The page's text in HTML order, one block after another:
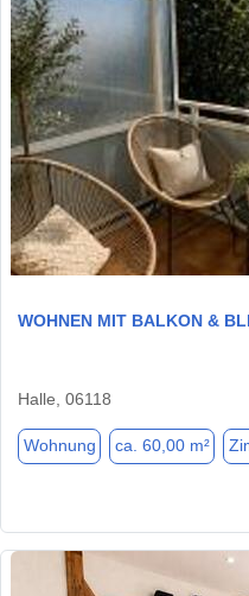
WOHNEN MIT BALKON &
Halle, 06118
Wohnung ca. 60,00 m²